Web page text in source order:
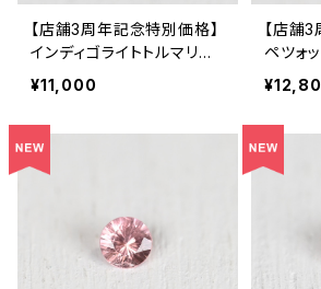
【店舗3周年記念特別価格】
インディゴライトトルマリン
0.136ct（ソーティング付き）
SA27789
¥11,000
【店舗
ペツォ
ーティ